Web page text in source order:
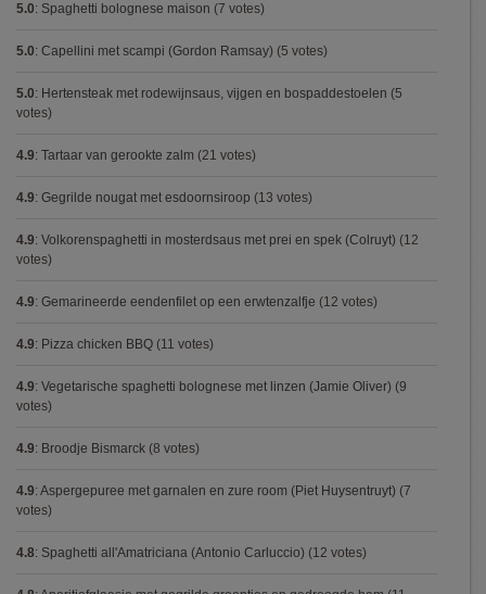
5.0: Spaghetti bolognese maison (7 votes)
5.0: Capellini met scampi (Gordon Ramsay) (5 votes)
5.0: Hertensteak met rodewijnsaus, vijgen en bospaddestoelen (5
votes)
4.9: Tartaar van gerookte zalm (21 votes)
4.9: Gegrilde nougat met esdoornsiroop (13 votes)
4.9: Volkorenspaghetti in mosterdsaus met prei en spek (Colruyt) (12
votes)
4.9: Gemarineerde eendenfilet op een erwtenzalfje (12 votes)
4.9: Pizza chicken BBQ (11 votes)
4.9: Vegetarische spaghetti bolognese met linzen (Jamie Oliver) (9
votes)
4.9: Broodje Bismarck (8 votes)
4.9: Aspergepuree met garnalen en zure room (Piet Huysentruyt) (7
votes)
4.8: Spaghetti all'Amatriciana (Antonio Carluccio) (12 votes)